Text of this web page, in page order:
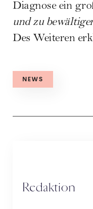
Diagnose ein
und zu
Des Weiteren
NEWS
Redaktion